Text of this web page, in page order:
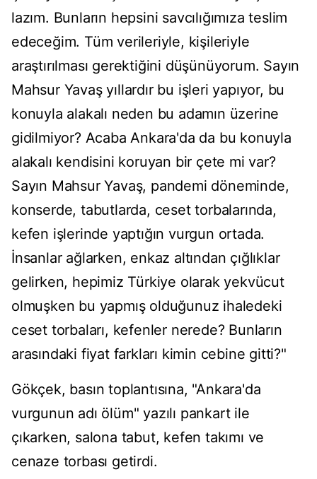
lazım. Bunların hepsini savcılığımıza teslim
edeceğim. Tüm verileriyle, kişileriyle
araştırılması gerektiğini düşünüyorum. Sayın
Mahsur Yavaş yıllardır bu işleri yapıyor, bu
konuyla alakalı neden bu adamın üzerine
gidilmiyor? Acaba Ankara'da da bu konuyla
alakalı kendisini koruyan bir çete mi var?
Sayın Mahsur Yavaş, pandemi döneminde,
konserde, tabutlarda, ceset torbalarında,
kefen işlerinde yaptığın vurgun ortada.
İnsanlar ağlarken, enkaz altından çığlıklar
gelirken, hepimiz Türkiye olarak yekvücut
olmuşken bu yapmış olduğunuz ihaledeki
ceset torbaları, kefenler nerede? Bunların
arasındaki fiyat farkları kimin cebine gitti?"
Gökçek, basın toplantısına, "Ankara'da
vurgunun adı ölüm" yazılı pankart ile
çıkarken, salona tabut, kefen takımı ve
cenaze torbası getirdi.